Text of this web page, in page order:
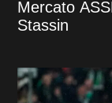
Mercato
Stassin